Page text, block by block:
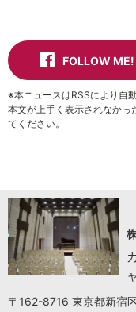
FOLLOW ME!
※本ニュースはRSSにより自
本文が上手く表示されなかっ
てください。
〒162-8716 東京都新宿